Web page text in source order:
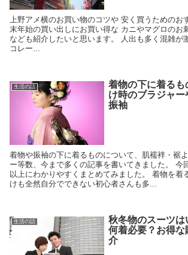
上野アメ横のお買い物のコツや 安く買うためのお
末年始の買い出しにお買い得な カニやマグロのお
なども紹介したいと思います。 人出も多く混雑が
コレー...
生活の話
着物の下に着る
け時のブラジャ
振袖
着物や振袖の下に着るものについて、肌襦袢・裾
ー等数、今まで多くの記事を書いてきました。 今
以上にわかりやすくまとめてみました。 着物を着
けも全然自分でできない初心者さんも多...
生活の話
秋冬物のスーツは
何着必要？お得
介